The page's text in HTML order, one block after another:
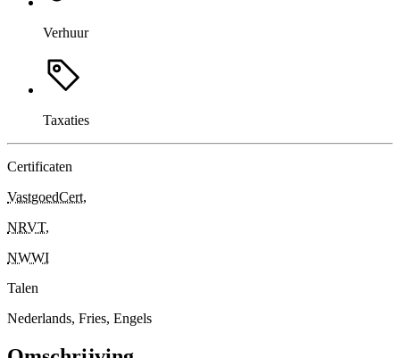
Verhuur
Taxaties
Certificaten
VastgoedCert,
NRVT,
NWWI
Talen
Nederlands, Fries, Engels